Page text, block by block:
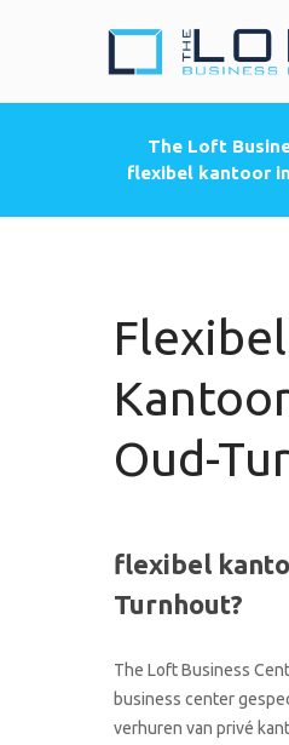
The Loft
flexibel kantoor
Flexibel
Oud-
flexibel
Turnhout?
The Loft Business
business center
verhuren van privé